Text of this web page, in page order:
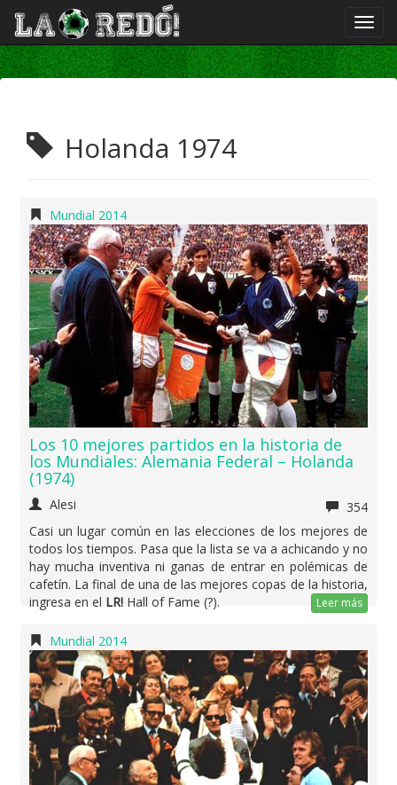
Holanda 1974
Mundial 2014
Los 10 mejores partidos en la historia de
los Mundiales: Alemania Federal – Holanda
(1974)
Alesi
354
Casi un lugar común en las elecciones de los mejores de
todos los tiempos. Pasa que la lista se va a achicando y no
hay mucha inventiva ni ganas de entrar en polémicas de
cafetín. La final de una de las mejores copas de la historia,
ingresa en el LR! Hall of Fame (?). Leer más
Mundial 2014